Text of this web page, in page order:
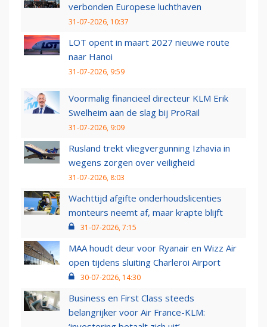
verbonden Europese luchthaven
31-07-2026, 10:37
LOT opent in maart 2027 nieuwe route
naar Hanoi
31-07-2026, 9:59
Voormalig financieel directeur KLM Erik
Swelheim aan de slag bij ProRail
31-07-2026, 9:09
Rusland trekt vliegvergunning Izhavia in
wegens zorgen over veiligheid
31-07-2026, 8:03
Wachttijd afgifte onderhoudslicenties
monteurs neemt af, maar krapte blijft
31-07-2026, 7:15
MAA houdt deur voor Ryanair en Wizz Air
open tijdens sluiting Charleroi Airport
30-07-2026, 14:30
Business en First Class steeds
belangrijker voor Air France-KLM: